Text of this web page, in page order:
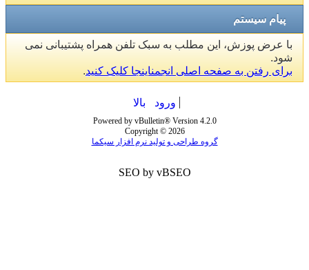
پیام سیستم
با عرض پوزش، این مطلب به سبک تلفن همراه پشتیبانی نمی
شود.
برای رفتن به صفحه اصلی انجمناینجا کلیک کنید.
ورود بالا
Powered by vBulletin® Version 4.2.0
Copyright © 2026
گروه طراحی و تولید نرم افزار سیکما
SEO by vBSEO